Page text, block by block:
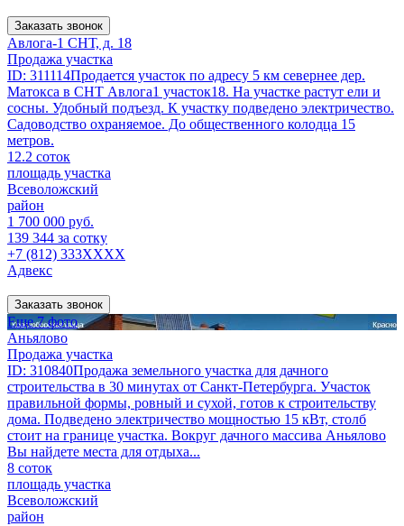
Заказать звонок
Авлога-1 СНТ, д. 18
Продажа участка
ID: 311114Продается участок по адресу 5 км севернее дер.
Матокса в СНТ Авлога1 участок18. На участке растут ели и
сосны. Удобный подъезд. К участку подведено электричество.
Садоводство охраняемое. До общественного колодца 15
метров.
12.2 соток
площадь участка
Всеволожский
район
1 700 000 руб.
139 344 за сотку
+7 (812) 333XXXX
Адвекс
Заказать звонок
Еще 7 фото
Аньялово
Продажа участка
ID: 310840Продажа земельного участка для дачного
строительства в 30 минутах от Санкт-Петербурга. Участок
правильной формы, ровный и сухой, готов к строительству
дома. Подведено электричество мощностью 15 кВт, столб
стоит на границе участка. Вокруг дачного массива Аньялово
Вы найдете места для отдыха...
8 соток
площадь участка
Всеволожский
район